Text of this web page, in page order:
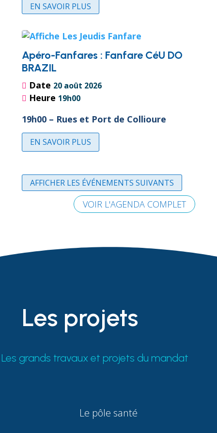
EN SAVOIR PLUS
Apéro-Fanfares : Fanfare CéU DO
BRAZIL
Date 20 août 2026
Heure 19h00
19h00 – Rues et Port de Collioure
EN SAVOIR PLUS
AFFICHER LES ÉVÉNEMENTS SUIVANTS
VOIR L'AGENDA COMPLET
Les projets
Les grands travaux et projets du mandat
Le pôle santé